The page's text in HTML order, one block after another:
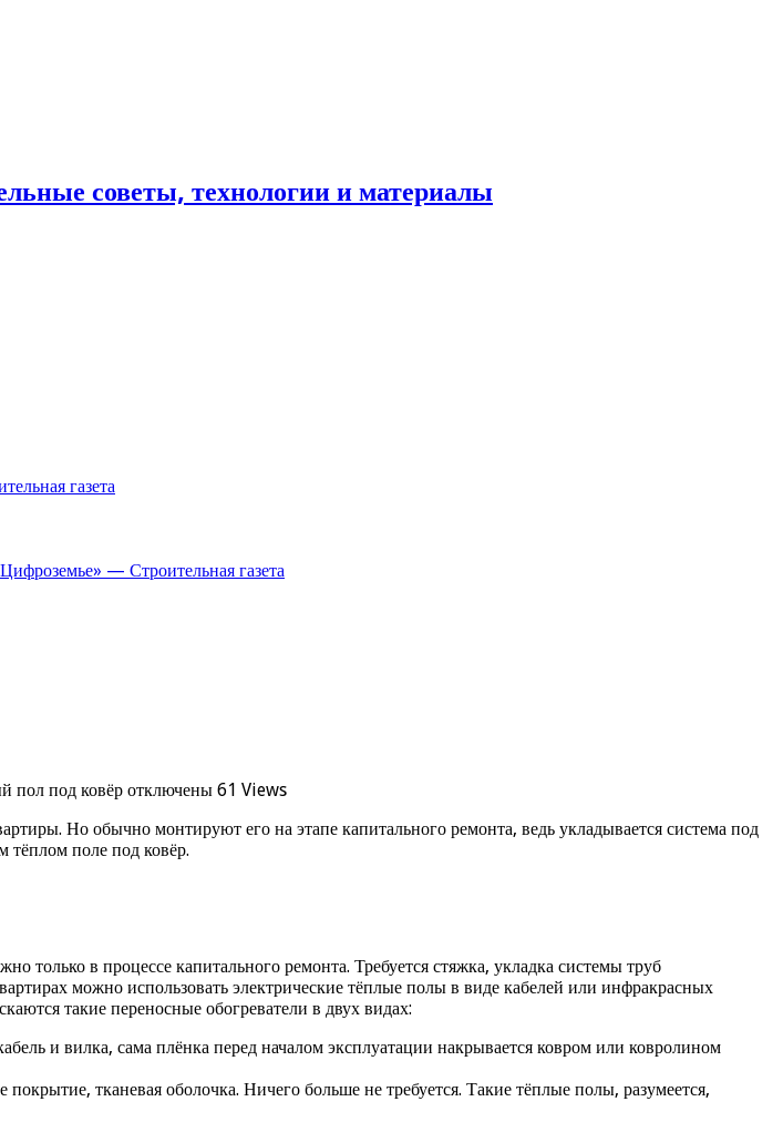
советы, технологии и материалы
газета
— Строительная газета
пол под ковёр отключены 61 Views
Но обычно монтируют его на этапе капитального ремонта, ведь укладывается система под
поле под ковёр.
только в процессе капитального ремонта. Требуется стяжка, укладка системы труб
можно использовать электрические тёплые полы в виде кабелей или инфракрасных
такие переносные обогреватели в двух видах:
и вилка, сама плёнка перед началом эксплуатации накрывается ковром или ковролином
тканевая оболочка. Ничего больше не требуется. Такие тёплые полы, разумеется,